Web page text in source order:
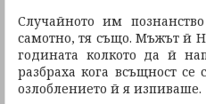
Случайното им
самотно, тя също. Мъжът й
годината колкото да й
разбраха кога всъщност
озлоблението й я изпиваше.